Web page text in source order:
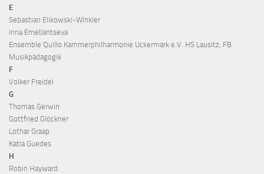
E
Sebastian Elikowski-Winkler
Irina Emeliantseva
Ensemble Quillo Kammerphilharmonie Uckermark e.V. HS Lausitz, FB
Musikpädagogik
F
Volker Freidel
G
Thomas Gerwin
Gottfried Glöckner
Lothar Graap
Katia Guedes
H
Robin Hayward